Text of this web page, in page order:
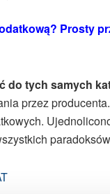
Prosty
do tych samych
przez